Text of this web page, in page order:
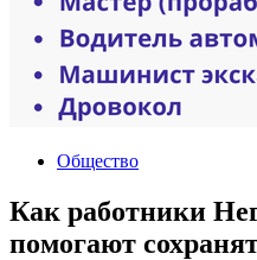
Общество
Как работники
помогают